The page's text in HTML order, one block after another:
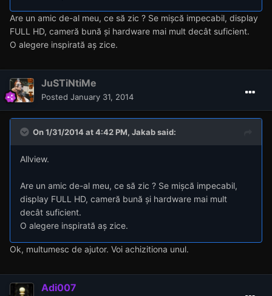
Are un amic de-al meu, ce să zic ? Se mișcă impecabil, display
FULL HD, cameră bună și hardware mai mult decât suficient.
O alegere inspirată aș zice.
JuSTiNtiMe
Posted January 31, 2014
On 1/31/2014 at 4:42 PM, Jakab said:
Allview.
Are un amic de-al meu, ce să zic ? Se mișcă impecabil,
display FULL HD, cameră bună și hardware mai mult
decât suficient.
O alegere inspirată aș zice.
Ok, multumesc de ajutor. Voi achizitiona unul.
Adi007